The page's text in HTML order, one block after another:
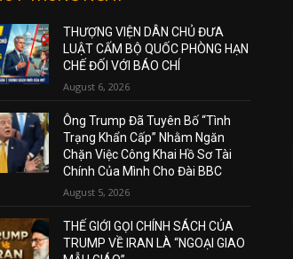
THƯỢNG VIỆN DÂN CHỦ ĐƯA
LUẬT CẤM BỘ QUỐC PHÒNG HẠN
CHẾ ĐỐI VỚI BÁO CHÍ
August 6, 2026
Ông Trump Đã Tuyên Bố “Tình
Trạng Khẩn Cấp” Nhằm Ngăn
Chặn Việc Công Khai Hồ Sơ Tài
Chính Của Mình Cho Đài BBC
August 5, 2026
THẾ GIỚI GỌI CHÍNH SÁCH CỦA
TRUMP VỀ IRAN LÀ “NGOẠI GIAO